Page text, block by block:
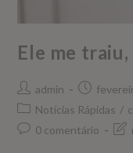
Ele me
admin
Notícias Rápidas /
0 comentário